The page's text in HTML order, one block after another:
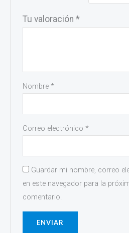
Tu valoración*
Nombre*
Correo electrónico*
Guardar mi nombre, correo
en este navegador para la
comentario.